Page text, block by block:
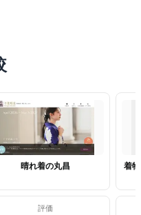
晴れ着の丸昌 着
評価